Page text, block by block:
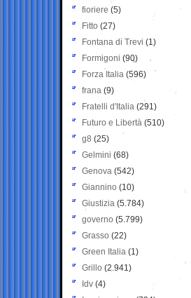
fioriere (5)
Fitto (27)
Fontana di Trevi (1)
Formigoni (90)
Forza Italia (596)
frana (9)
Fratelli d'Italia (291)
Futuro e Libertà (510)
g8 (25)
Gelmini (68)
Genova (542)
Giannino (10)
Giustizia (5.784)
governo (5.799)
Grasso (22)
Green Italia (1)
Grillo (2.941)
Idv (4)